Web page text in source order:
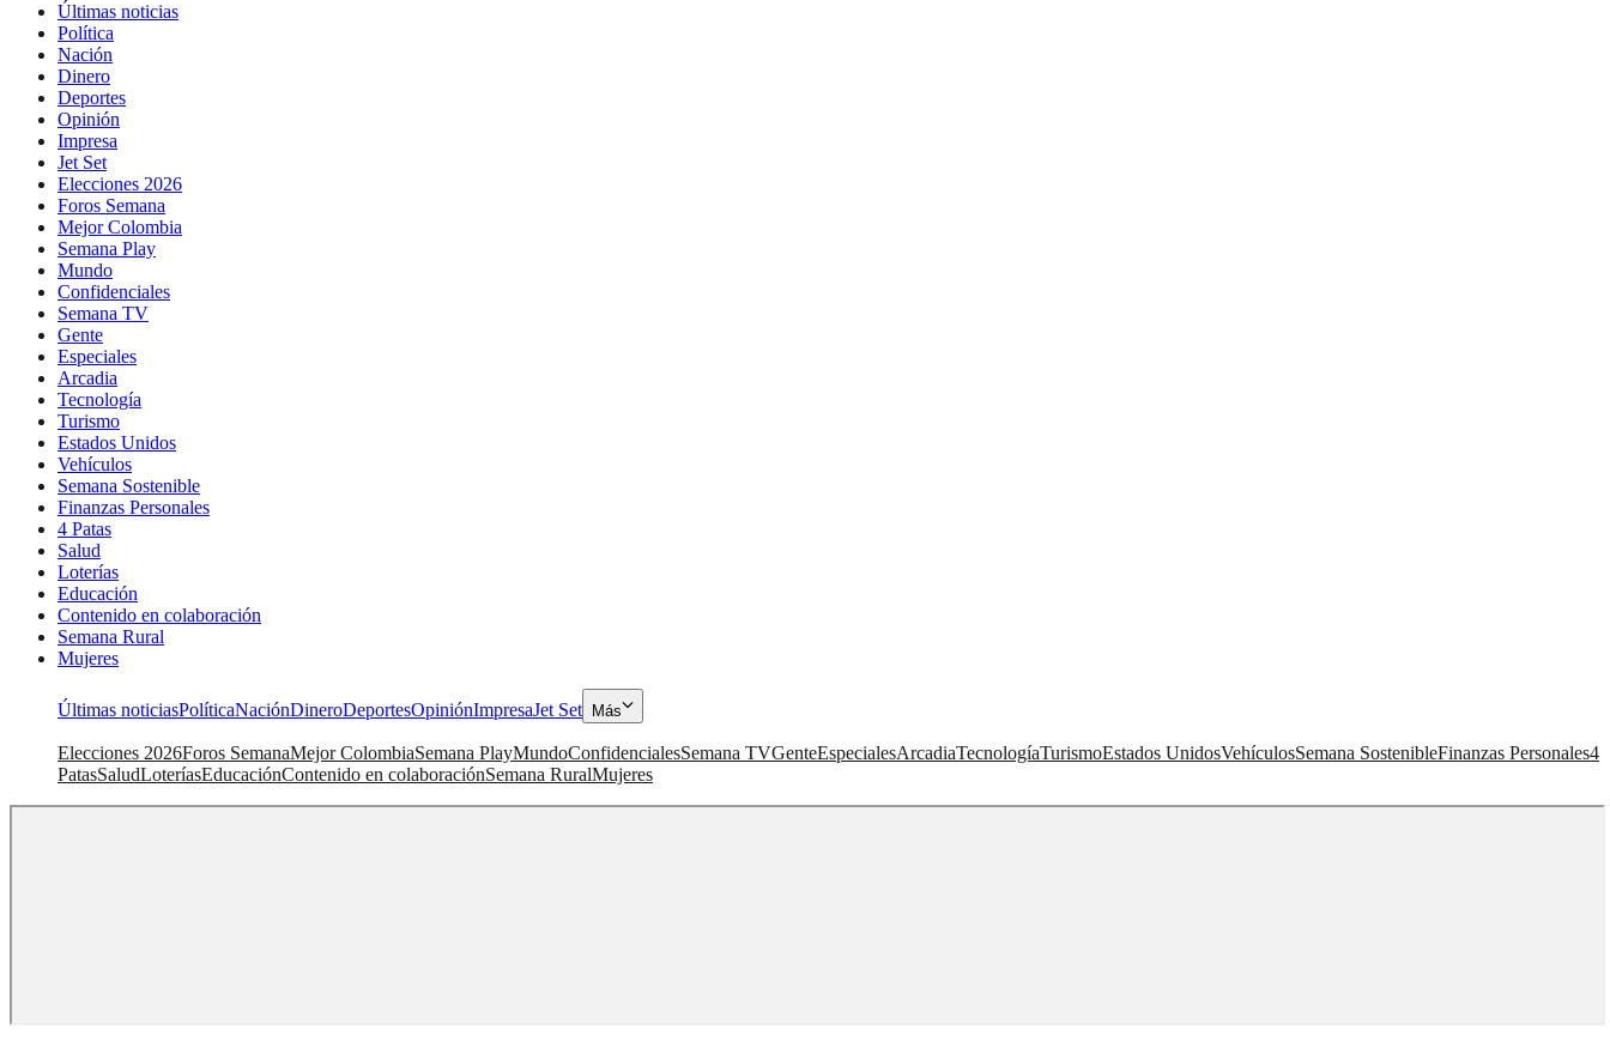
Últimas noticias
Política
Nación
Dinero
Deportes
Opinión
Impresa
Jet Set
Elecciones 2026
Foros Semana
Mejor Colombia
Semana Play
Mundo
Confidenciales
Semana TV
Gente
Especiales
Arcadia
Tecnología
Turismo
Estados Unidos
Vehículos
Semana Sostenible
Finanzas Personales
4 Patas
Salud
Loterías
Educación
Contenido en colaboración
Semana Rural
Mujeres
Últimas noticiasPolíticaNaciónDineroDeportesOpiniónImpresaJet Set Más
Elecciones 2026Foros SemanaMejor ColombiaSemana PlayMundoConfidencialesSemana TVGenteEspecialesArcadiaTecnologíaTurismoEstados UnidosVehículosSemana SostenibleFinanzas Personales4
PatasSaludLoteríasEducaciónContenido en colaboraciónSemana RuralMujeres